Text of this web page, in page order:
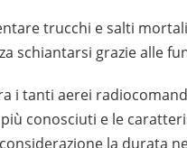
trucchi e salti
schiantarsi grazie alle
i tanti aerei
conosciuti e le
la durata